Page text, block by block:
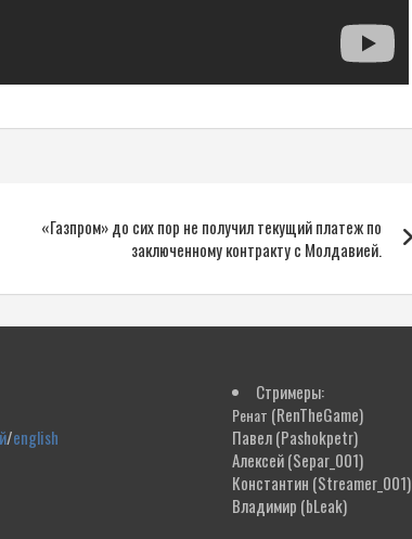
«Газпром» до сих пор не получил текущий платеж по
заключенному контракту с Молдавией.
/english
Стримеры:
Ренат (RenTheGame)
Павел(Pashokpetr)
Алексей(Separ_001)
Константин (Streamer_001)
Владимир (bLeak)